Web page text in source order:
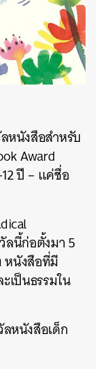
หนังสือสำหรับ
Award
ปี – แค่ชื่อ
ลนี้ก่อตั้งมา 5
หนังสือที่มี
เป็นธรรมใน
ลหนังสือเด็ก